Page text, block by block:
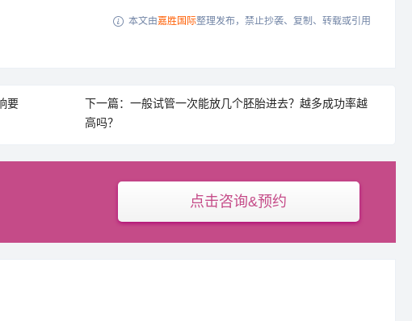
 本文由嘉胜国际整理发布，禁止抄袭、复制、转载或引用
要
下一篇：一般试管一次能放几个胚胎进去？越多成功率越
高吗？
点击咨询&预约